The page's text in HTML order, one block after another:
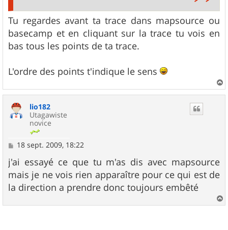
Tu regardes avant ta trace dans mapsource ou
basecamp et en cliquant sur la trace tu vois en
bas tous les points de ta trace.
L'ordre des points t'indique le sens
a
lio182
Utagawiste
novice
M
s
s
a
g
e
18 sept. 2009, 18:22
j'ai essayé ce que tu m'as dis avec mapsource
mais je ne vois rien apparaître pour ce qui est de
la direction a prendre donc toujours embêté
a